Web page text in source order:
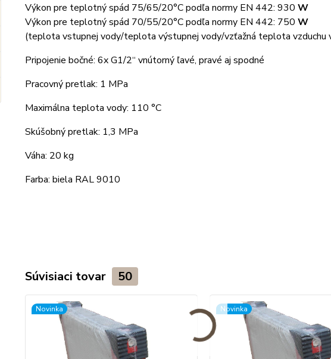
Výkon pre teplotný spád 75/65/20°C podľa normy EN 442: 930 W
Výkon pre teplotný spád 70/55/20°C podľa normy EN 442: 750 W
(teplota vstupnej vody/teplota výstupnej vody/vzťažná teplota vzduchu
Pripojenie bočné: 6x G1/2“ vnútorný ľavé, pravé aj spodné
Pracovný pretlak: 1 MPa
Maximálna teplota vody: 110 °C
Skúšobný pretlak: 1,3 MPa
Váha: 20 kg
Farba: biela RAL 9010
Súvisiaci tovar 50
Novinka Novinka